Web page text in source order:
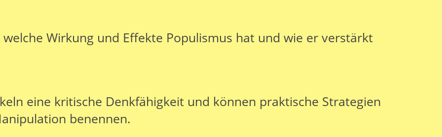
Wirkung und Effekte Populismus hat und wie er verstärkt
eine kritische Denkfähigkeit und können praktische Strategien
benennen.